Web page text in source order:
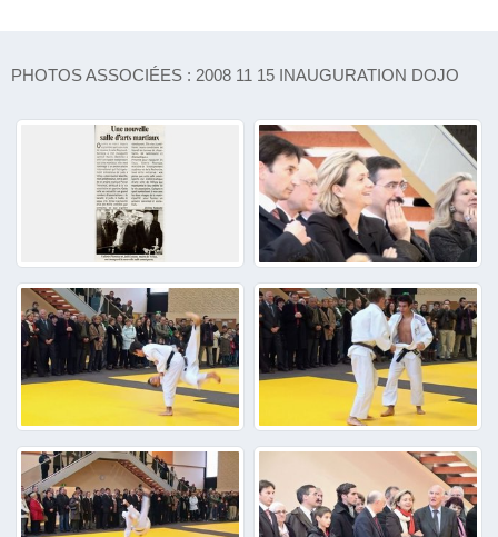
PHOTOS ASSOCIÉES : 2008 11 15 INAUGURATION DOJO